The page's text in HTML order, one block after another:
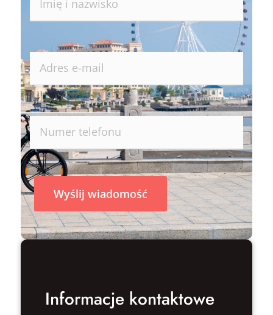
Wyślij wiadomość
Informacje kontaktowe